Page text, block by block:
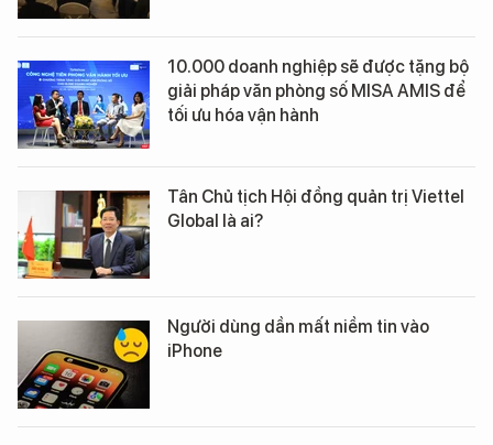
10.000 doanh nghiệp sẽ được tặng bộ
giải pháp văn phòng số MISA AMIS để
tối ưu hóa vận hành
Tân Chủ tịch Hội đồng quản trị Viettel
Global là ai?
Người dùng dần mất niềm tin vào
iPhone